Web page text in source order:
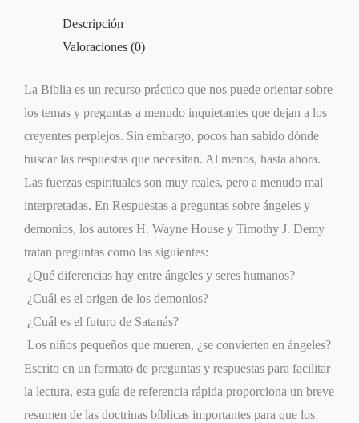
Descripción
Valoraciones (0)
La Biblia es un recurso práctico que nos puede orientar sobre
los temas y preguntas a menudo inquietantes que dejan a los
creyentes perplejos. Sin embargo, pocos han sabido dónde
buscar las respuestas que necesitan. Al menos, hasta ahora.
Las fuerzas espirituales son muy reales, pero a menudo mal
interpretadas. En Respuestas a preguntas sobre ángeles y
demonios, los autores H. Wayne House y Timothy J. Demy
tratan preguntas como las siguientes:
 ¿Qué diferencias hay entre ángeles y seres humanos?
 ¿Cuál es el origen de los demonios?
 ¿Cuál es el futuro de Satanás?
 Los niños pequeños que mueren, ¿se convierten en ángeles?
Escrito en un formato de preguntas y respuestas para facilitar
la lectura, esta guía de referencia rápida proporciona un breve
resumen de las doctrinas bíblicas importantes para que los